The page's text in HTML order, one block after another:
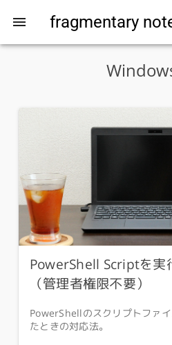
fragmentary
PowerShell Scriptを実
（管理者権限不要）
PowerShellのスクリプトファ
たときの対応法。